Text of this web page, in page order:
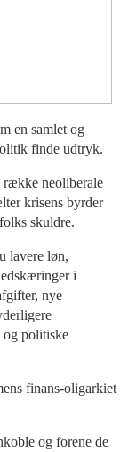
en samlet og
finde udtryk.
række neoliberale
krisens byrder
skuldre.
lavere løn,
i
nye
og politiske
finans-oligarkiet
og forene de